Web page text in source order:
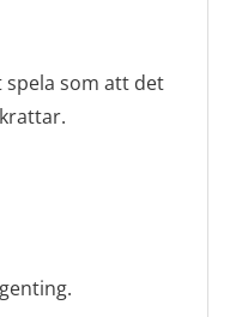
som att det